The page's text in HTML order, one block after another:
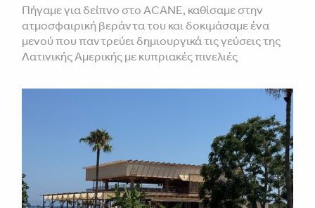
Πήγαμε για δείπνο στο ACANE, καθίσαμε στην
ατμοσφαιρική βεράντα του και δοκιμάσαμε ένα
μενού που παντρεύει δημιουργικά τις γεύσεις της
Λατινικής Αμερικής με κυπριακές πινελιές